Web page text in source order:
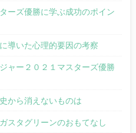
ーズ優勝に学ぶ成功のポイン
導いた心理的要因の考察
ャー２０２１マスターズ優勝
から消えないものは
スタグリーンのおもてなし